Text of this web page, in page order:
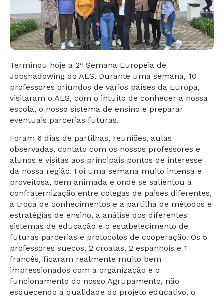
Terminou hoje a 2ª Semana Europeia de
Jobshadowing do AES. Durante uma semana, 10
professores oriundos de vários países da Europa,
visitaram o AES, com o intuito de conhecer a nossa
escola, o nosso sistema de ensino e preparar
eventuais parcerias futuras.
Foram 6 dias de partilhas, reuniões, aulas
observadas, contato com os nossos professores e
alunos e visitas aos principais pontos de interesse
da nossa região. Foi uma semana muito intensa e
proveitosa, bem animada e onde se salientou a
confraternização entre colegas de paises diferentes,
a troca de conhecimentos e a partilha de métodos e
estratégias de ensino, a análise dos diferentes
sistemas de educação e o estabelecimento de
futuras parcerias e protocolos de cooperação. Os 5
professores suecos, 2 croatas, 2 espanhóis e 1
francês, ficaram realmente muito bem
impressionados com a organização e o
funcionamento do nosso Agrupamento, não
esquecendo a qualidade do projeto educativo, o